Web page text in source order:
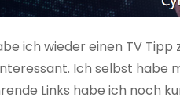
ich wieder einen TV Tipp
Ich selbst habe
Links habe ich noch